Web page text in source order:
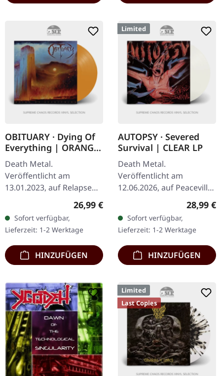
OBITUARY · Dying Of
Everything | ORANGE
KRUSH LP
Death Metal.
Veröffentlicht am
13.01.2023, auf Relapse
Records. Orange Krush
Vinyl im Gatefold-Cover.
Obituary, eine der
angesehensten Bands
der…
Regulärer Preis:
26,99 €
Sofort verfügbar,
Lieferzeit: 1-2 Werktage
HINZUFÜGEN
Limited
AUTOPSY · Severed
Survival | CLEAR LP
Death Metal.
Veröffentlicht am
12.06.2026, auf Peaceville
Records. Klares Vinyl im
Standard-Cover. Plastic
Head exklusive, limitierte
Auflage. Als…
28,99 €
Sofort verfügbar,
Lieferzeit: 1-2 Werktage
HINZUFÜGEN
Limited
Last Copies